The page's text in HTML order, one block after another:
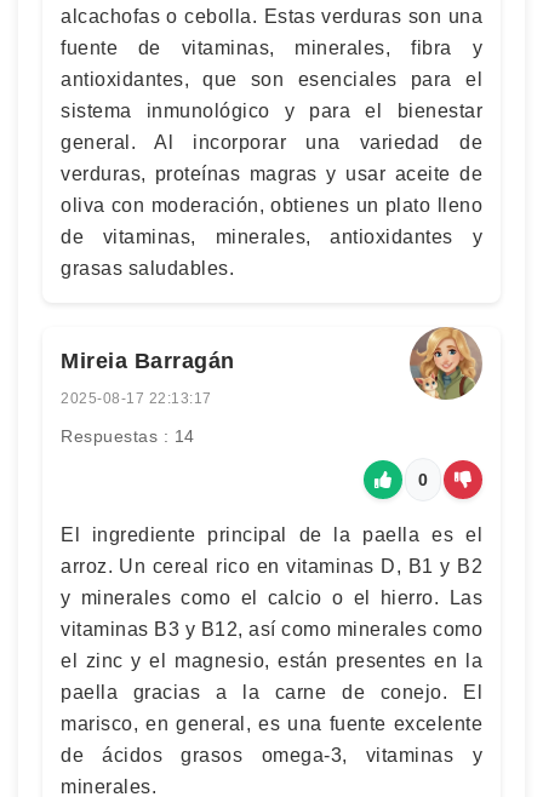
alcachofas o cebolla. Estas verduras son una
fuente de vitaminas, minerales, fibra y
antioxidantes, que son esenciales para el
sistema inmunológico y para el bienestar
general. Al incorporar una variedad de
verduras, proteínas magras y usar aceite de
oliva con moderación, obtienes un plato lleno
de vitaminas, minerales, antioxidantes y
grasas saludables.
Mireia Barragán
2025-08-17 22:13:17
Respuestas : 14
0
El ingrediente principal de la paella es el
arroz. Un cereal rico en vitaminas D, B1 y B2
y minerales como el calcio o el hierro. Las
vitaminas B3 y B12, así como minerales como
el zinc y el magnesio, están presentes en la
paella gracias a la carne de conejo. El
marisco, en general, es una fuente excelente
de ácidos grasos omega-3, vitaminas y
minerales.